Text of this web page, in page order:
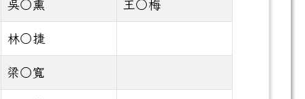
吳○熏 王○梅
林○捷
梁○寬